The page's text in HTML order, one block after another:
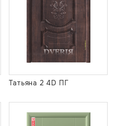
Татьяна 2 4D ПГ